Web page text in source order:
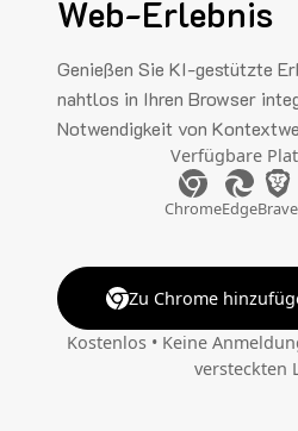
Web-Erlebnis
Genießen Sie KI-gestützte
nahtlos in Ihren Browser
Notwendigkeit von
Verfügbare
ChromeEdgeBrave
Zu Chrome
Kostenlos • Keine
versteckten